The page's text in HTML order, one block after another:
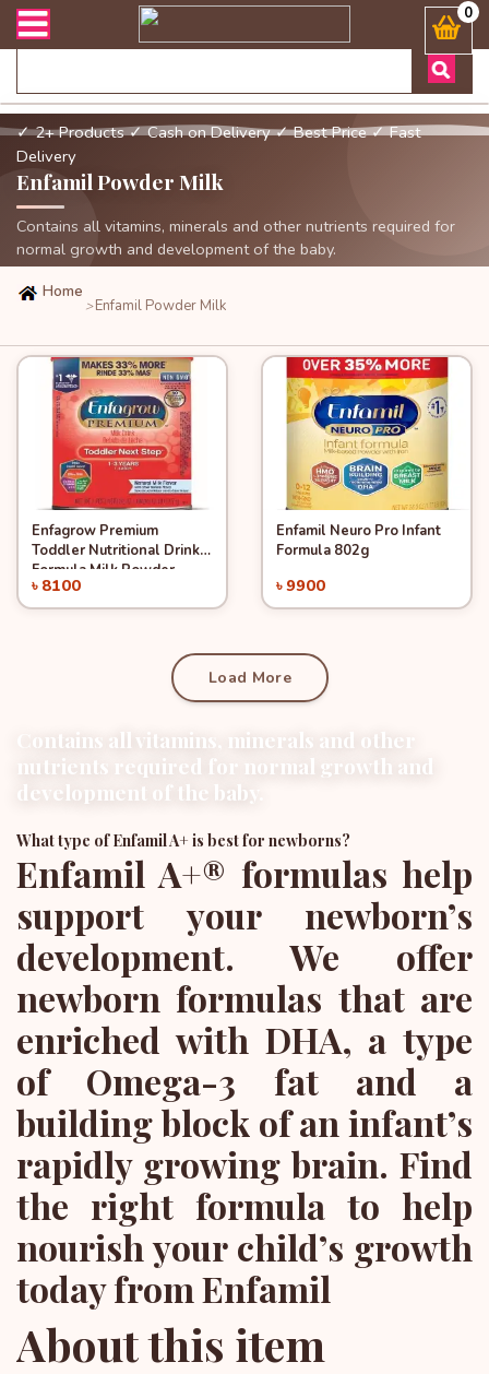
এবং ডেলিভারী সংক্রান্ত যেকোনো জিজ্ঞাসায় কল করুনঃ ( Whatsapp ) 0
✓ 2+ Products ✓ Cash on Delivery ✓ Best Price ✓ Fast
Delivery
Enfamil Powder Milk
Contains all vitamins, minerals and other nutrients required for
normal growth and development of the baby.
Home
>Enfamil Powder Milk
Quick ViewAdd to Cart
Enfagrow Premium
Toddler Nutritional Drink
Formula Milk Powder
(1+years) 1.04kg
৳ 8100
Quick ViewAdd to Cart
Enfamil Neuro Pro Infant
Formula 802g
৳ 9900
Load More
Contains all vitamins, minerals and other
nutrients required for normal growth and
development of the baby.
What type of Enfamil A+ is best for newborns?
Enfamil A+® formulas help
support your newborn’s
development. We offer
newborn formulas that are
enriched with DHA, a type
of Omega-3 fat and a
building block of an infant’s
rapidly growing brain. Find
the right formula to help
nourish your child’s growth
today from Enfamil
About this item